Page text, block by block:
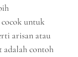
cocok untuk
arisan atau
adalah contoh